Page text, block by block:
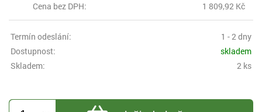
Cena bez DPH: 1 809,92 Kč
Termín odeslání:
1 - 2 dny
Dostupnost:
skladem
Skladem:
2 ks